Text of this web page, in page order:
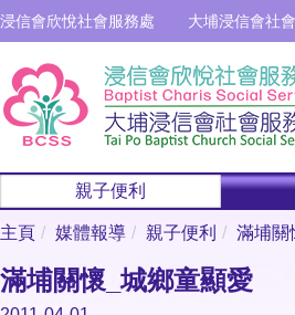
浸信會欣悅社會服務處 大埔浸信會社
親子便利
主頁 媒體報導 親子便利 滿埔關
滿埔關懷_城鄉童顯愛